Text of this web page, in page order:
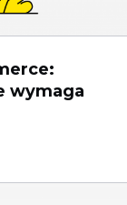
wymaga